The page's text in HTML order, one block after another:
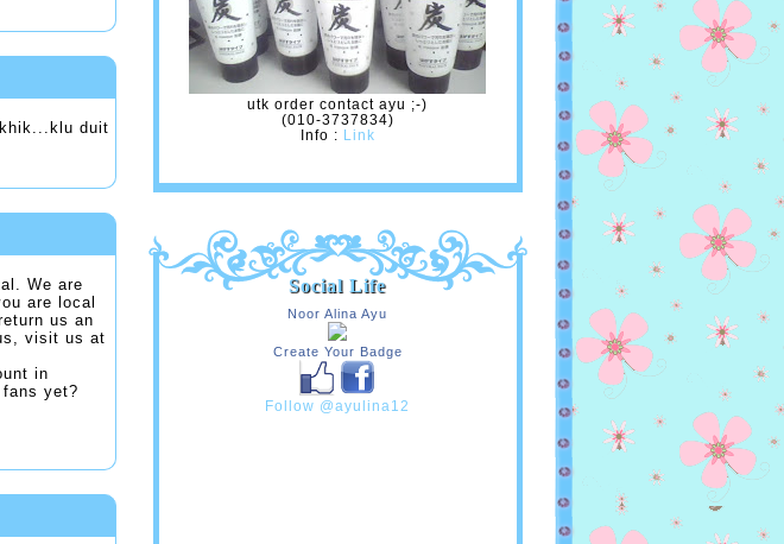
duit
We are
are local
us an
visit us at
in
yet?
utk order contact ayu ;-)
(010-3737834)
Info : Link
Social Life
Noor Alina Ayu
Create Your Badge
Follow @ayulina12